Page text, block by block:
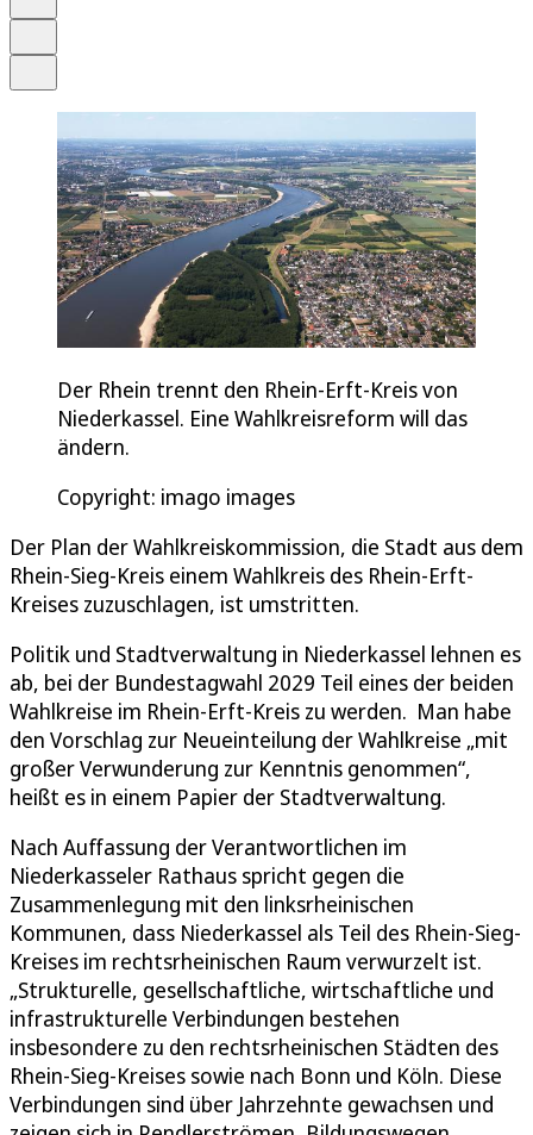
Der Rhein trennt den Rhein-Erft-Kreis von
Niederkassel. Eine Wahlkreisreform will das
ändern.
Copyright: imago images
Der Plan der Wahlkreiskommission, die Stadt aus dem
Rhein-Sieg-Kreis einem Wahlkreis des Rhein-Erft-
Kreises zuzuschlagen, ist umstritten.
Politik und Stadtverwaltung in Niederkassel lehnen es
ab, bei der Bundestagwahl 2029 Teil eines der beiden
Wahlkreise im Rhein-Erft-Kreis zu werden. Man habe
den Vorschlag zur Neueinteilung der Wahlkreise „mit
großer Verwunderung zur Kenntnis genommen“,
heißt es in einem Papier der Stadtverwaltung.
Nach Auffassung der Verantwortlichen im
Niederkasseler Rathaus spricht gegen die
Zusammenlegung mit den linksrheinischen
Kommunen, dass Niederkassel als Teil des Rhein-Sieg-
Kreises im rechtsrheinischen Raum verwurzelt ist.
„Strukturelle, gesellschaftliche, wirtschaftliche und
infrastrukturelle Verbindungen bestehen
insbesondere zu den rechtsrheinischen Städten des
Rhein-Sieg-Kreises sowie nach Bonn und Köln. Diese
Verbindungen sind über Jahrzehnte gewachsen und